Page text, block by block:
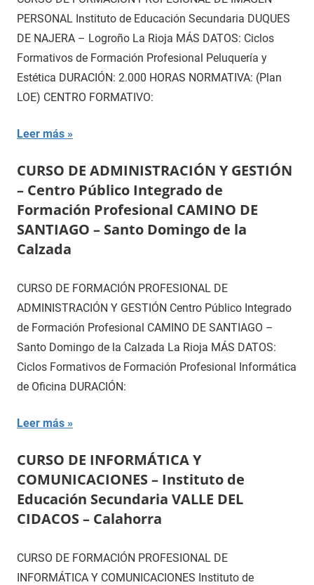
PERSONAL Instituto de Educación Secundaria DUQUES
DE NAJERA – Logroño La Rioja MÁS DATOS: Ciclos
Formativos de Formación Profesional Peluquería y
Estética DURACIÓN: 2.000 HORAS NORMATIVA: (Plan
LOE) CENTRO FORMATIVO:
Leer más
CURSO DE ADMINISTRACIÓN Y GESTIÓN
– Centro Público Integrado de
Formación Profesional CAMINO DE
SANTIAGO – Santo Domingo de la
Calzada
CURSO DE FORMACIÓN PROFESIONAL DE
ADMINISTRACIÓN Y GESTIÓN Centro Público Integrado
de Formación Profesional CAMINO DE SANTIAGO –
Santo Domingo de la Calzada La Rioja MÁS DATOS:
Ciclos Formativos de Formación Profesional Informática
de Oficina DURACIÓN:
Leer más
CURSO DE INFORMÁTICA Y
COMUNICACIONES – Instituto de
Educación Secundaria VALLE DEL
CIDACOS – Calahorra
CURSO DE FORMACIÓN PROFESIONAL DE
INFORMÁTICA Y COMUNICACIONES Instituto de